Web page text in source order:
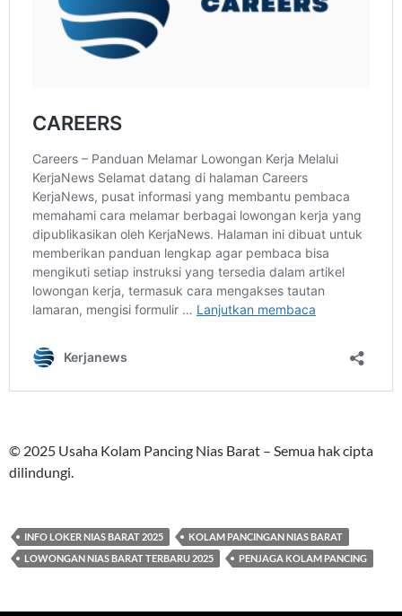
© 2025 Usaha Kolam Pancing Nias Barat – Semua hak cipta
dilindungi.
INFO LOKER NIAS BARAT 2025
KOLAM PANCINGAN NIAS BARAT
LOWONGAN NIAS BARAT TERBARU 2025
PENJAGA KOLAM PANCING